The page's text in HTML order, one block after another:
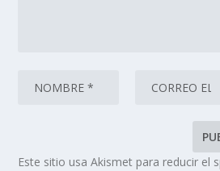
Este sitio usa Akismet para reducir el